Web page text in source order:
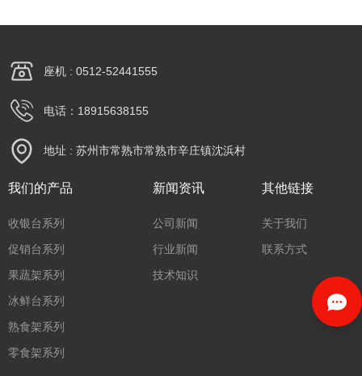
座机 : 0512-52441555
电话：18915638155
地址 : 苏州市常熟市常熟市辛庄镇沈浜村
我们的产品
收银台系列
促销台系列
果蔬架系列
冰鲜台系列
熟食架系列
零食架系列
新闻资讯
公司新闻
行业新闻
技术知识
其他链接
关于我们
联系方式